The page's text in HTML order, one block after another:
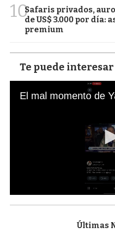
10Safaris privados,
de US$ 3.000 por día:
premium
Te puede interesar
s
Últimas